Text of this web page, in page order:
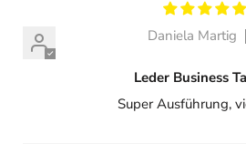
Daniela Martig
Leder Business
Super Ausführung,